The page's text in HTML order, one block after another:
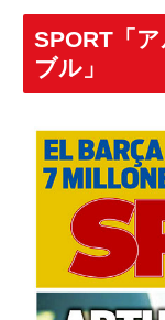
SPORT「
ブル」